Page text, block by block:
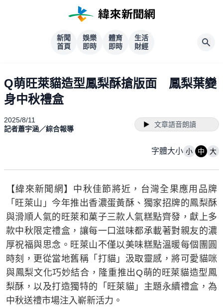
新聞
首頁
娛樂
即時
體育
即時
生活
財經
Q萌旺萊貓造型鳳梨酥搶版面 鳳梨葉變
身中秋禮盒
2025/8/11
記者蕭宇涵／綜合報導
文章語音朗讀
字體大小 小 中 大
【緯來新聞網】中秋佳節將近，台灣全果應用品牌
「旺萊山」今年推出香濃蛋黃酥、獨家招牌的鳳梨酥
與滑順人氣的旺萊和菓子三款人氣糕點齊發，獻上多
款中秋限定禮盒，讓每一口滋味都承載著對親友的濃
厚祝福與思念。旺萊山不僅以美味糕點溫暖每個團圓
時刻，更從當地舊稱「打貓」汲取靈感，將可愛貓咪
與鳳梨文化巧妙結合，隆重推出Q萌的旺萊貓造型鳳
梨酥，以及打造獨特的「旺萊貓」主題永續禮盒，為
中秋送禮市場注入嶄新活力。